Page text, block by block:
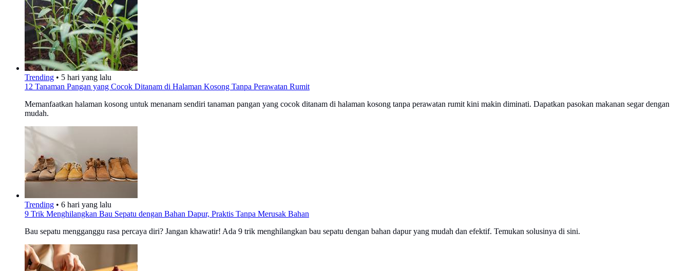
Trending • 5 hari yang lalu
12 Tanaman Pangan yang Cocok Ditanam di Halaman Kosong Tanpa Perawatan Rumit
Memanfaatkan halaman kosong untuk menanam sendiri tanaman pangan yang cocok ditanam di halaman kosong tanpa perawatan rumit kini makin diminati. Dapatkan pasokan makanan segar dengan
mudah.
Trending • 6 hari yang lalu
9 Trik Menghilangkan Bau Sepatu dengan Bahan Dapur, Praktis Tanpa Merusak Bahan
Bau sepatu mengganggu rasa percaya diri? Jangan khawatir! Ada 9 trik menghilangkan bau sepatu dengan bahan dapur yang mudah dan efektif. Temukan solusinya di sini.